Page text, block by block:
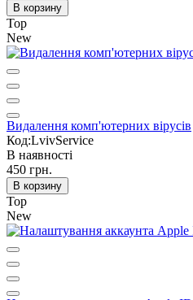
В корзину
Top
New
Видалення комп'ютерних вірусів
Код:LvivService
В наявності
450 грн.
В корзину
Top
New